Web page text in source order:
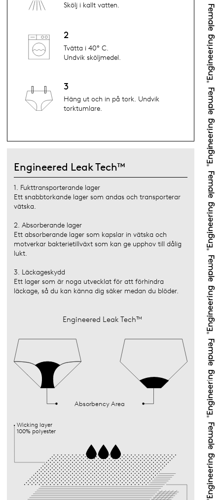
Skölj i kallt vatten.
2
Tvätta i 40° C.
Undvik sköljmedel.
3
Häng ut och in på tork. Undvik
torktumlare.
Engineered Leak Tech™
1. Fukttransporterande lager
Ett snabbtorkande lager som andas och transporterar
vätska.
2. Absorberande lager
Ett absorberande lager som kapslar in vätska och
motverkar bakterietillväxt som kan ge upphov till dålig
lukt.
3. Läckageskydd
Ett lager som är noga utvecklat för att förhindra
läckage, så du kan känna dig säker medan du blöder.
Engineered Leak Tech™
Absorbency Area
Wicking layer
100% polyester